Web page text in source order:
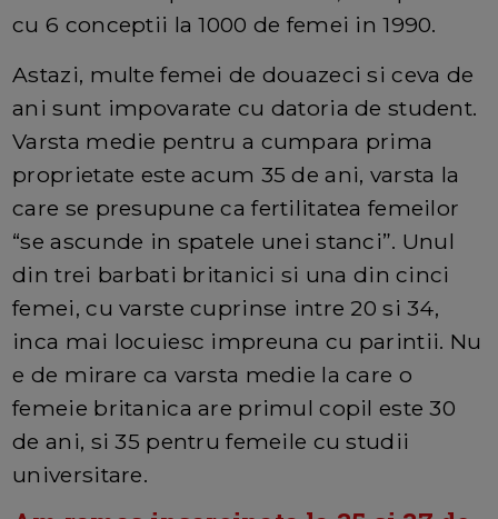
cu 6 conceptii la 1000 de femei in 1990.
Astazi, multe femei de douazeci si ceva de
ani sunt impovarate cu datoria de student.
Varsta medie pentru a cumpara prima
proprietate este acum 35 de ani, varsta la
care se presupune ca fertilitatea femeilor
“se ascunde in spatele unei stanci”. Unul
din trei barbati britanici si una din cinci
femei, cu varste cuprinse intre 20 si 34,
inca mai locuiesc impreuna cu parintii. Nu
e de mirare ca varsta medie la care o
femeie britanica are primul copil este 30
de ani, si 35 pentru femeile cu studii
universitare.